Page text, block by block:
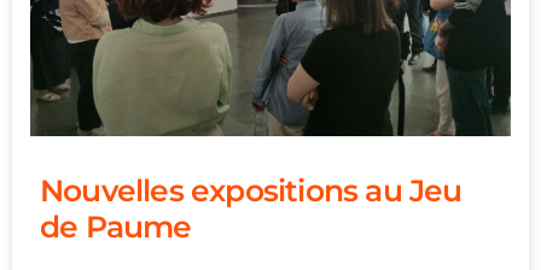
Nouvelles expositions au Jeu
de Paume